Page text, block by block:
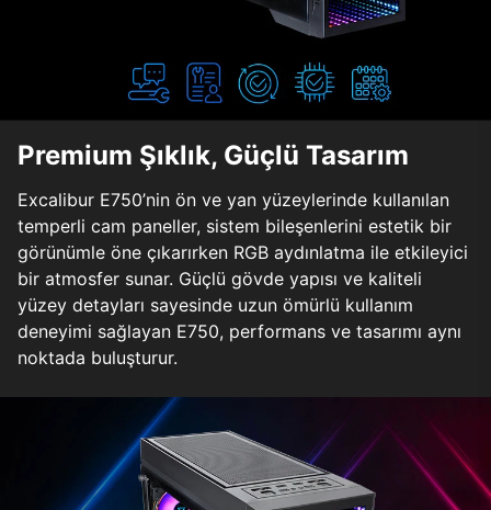
Premium Şıklık, Güçlü Tasarım
Excalibur E750’nin ön ve yan yüzeylerinde kullanılan
temperli cam paneller, sistem bileşenlerini estetik bir
görünümle öne çıkarırken RGB aydınlatma ile etkileyici
bir atmosfer sunar. Güçlü gövde yapısı ve kaliteli
yüzey detayları sayesinde uzun ömürlü kullanım
deneyimi sağlayan E750, performans ve tasarımı aynı
noktada buluşturur.